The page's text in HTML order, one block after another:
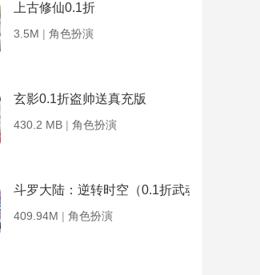
上古修仙0.1折
3.5M | 角色扮演
玄影0.1折盗帅送真充版
430.2 MB | 角色扮演
斗罗大陆：逆转时空（0.1折武魂觉醒）
409.94M | 角色扮演